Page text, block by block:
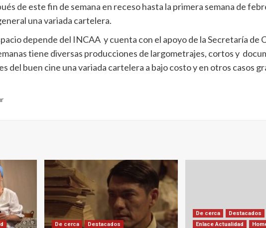
de este fin de semana en receso hasta la primera semana de
una variada cartelera.
depende del INCAA y cuenta con el apoyo de la Secretaría de
tiene diversas producciones de largometrajes, cortos y
del buen cine una variada cartelera a bajo costo y en otros casos
De cerca
Destacados
De cerca
Destacados
Enlace Actualidad